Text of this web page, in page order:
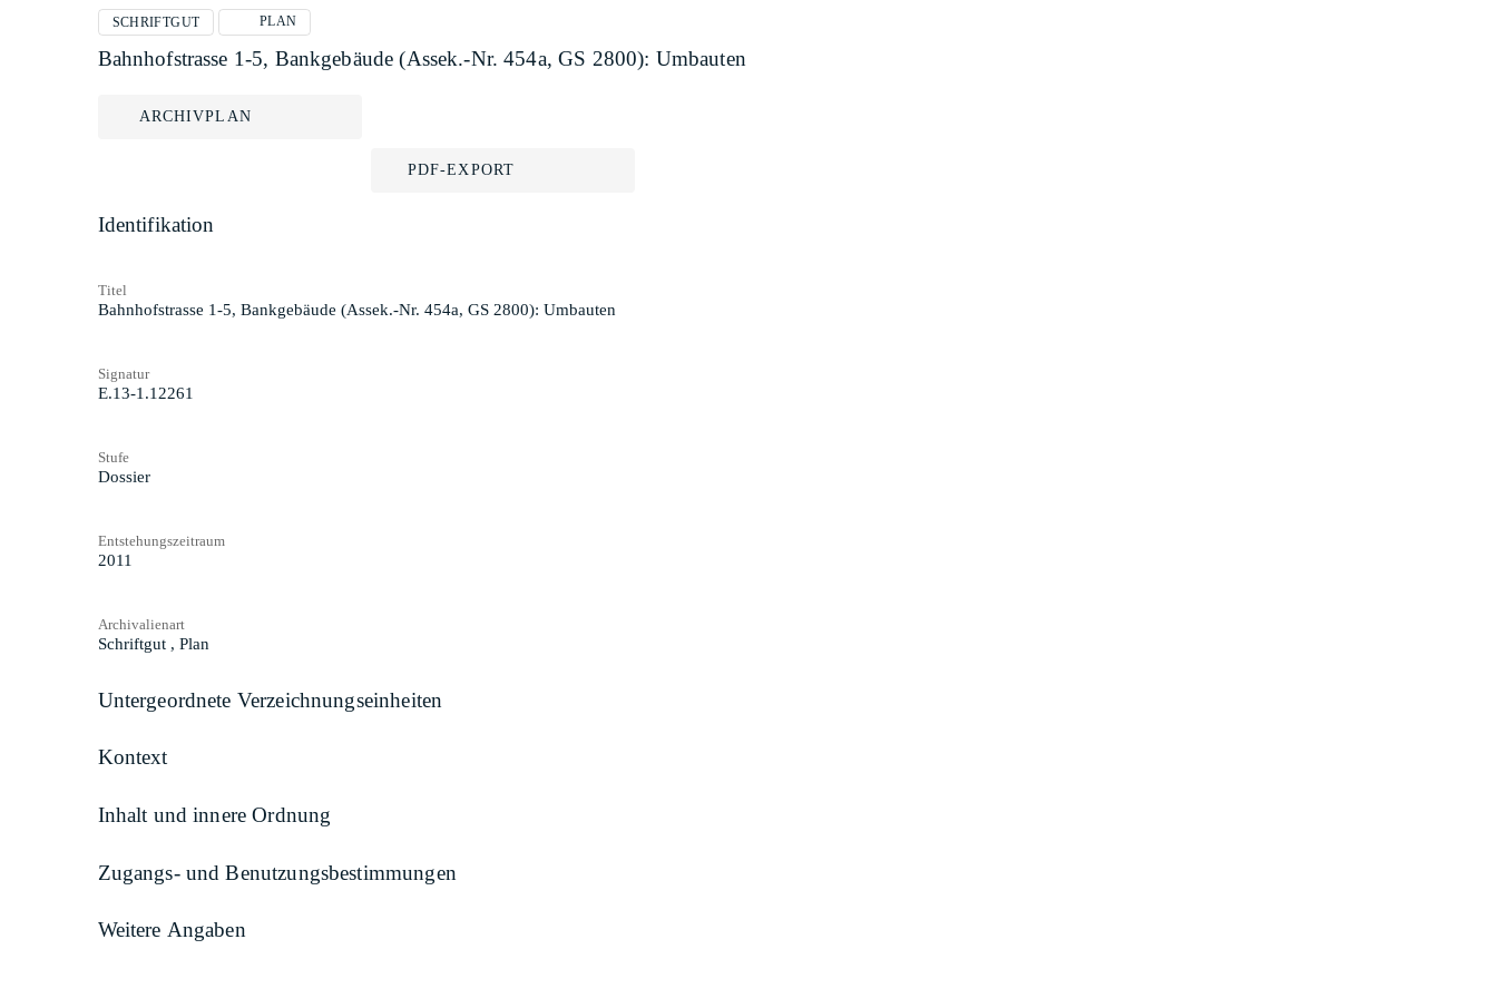
SCHRIFTGUT PLAN
Bahnhofstrasse 1-5, Bankgebäude (Assek.-Nr. 454a, GS 2800): Umbauten
ARCHIVPLAN
PDF-EXPORT
Identifikation
Titel
Bahnhofstrasse 1-5, Bankgebäude (Assek.-Nr. 454a, GS 2800): Umbauten
Signatur
E.13-1.12261
Stufe
Dossier
Entstehungszeitraum
2011
Archivalienart
Schriftgut , Plan
Untergeordnete Verzeichnungseinheiten
Kontext
Inhalt und innere Ordnung
Zugangs- und Benutzungsbestimmungen
Weitere Angaben